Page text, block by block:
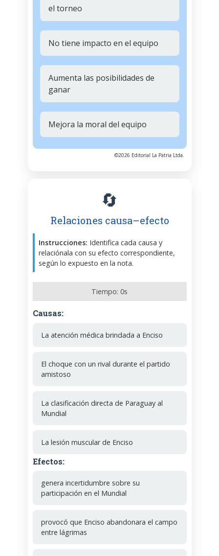
el torneo
No tiene impacto en el equipo
Aumenta las posibilidades de
ganar
Mejora la moral del equipo
©2026 Editorial La Patria Ltda.
🔄
Relaciones causa–efecto
Instrucciones: Identifica cada causa y
relaciónala con su efecto correspondiente,
según lo expuesto en la nota.
Tiempo: 0s
Causas:
La atención médica brindada a Enciso
El choque con un rival durante el partido
amistoso
La clasificación directa de Paraguay al
Mundial
La lesión muscular de Enciso
Efectos:
genera incertidumbre sobre su
participación en el Mundial
provocó que Enciso abandonara el campo
entre lágrimas